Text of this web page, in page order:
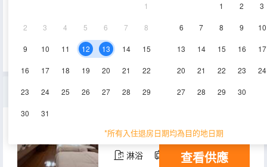
1
2 3 4 5 6 7 8
9 10 11 12 13 14 15
16 17 18 19 20 21 22
23 24 25 26 27 28 29
30 31
1
2 3
6 7 8 9 10
13 14 15 16 17
20 21 22 23 24
27 28 29 30
*所有入住退房日期均為目的地日期
空調
沐棲雅緻舒適雙床房
30㎡ 1層 空調
淋浴 電視機
查看供應